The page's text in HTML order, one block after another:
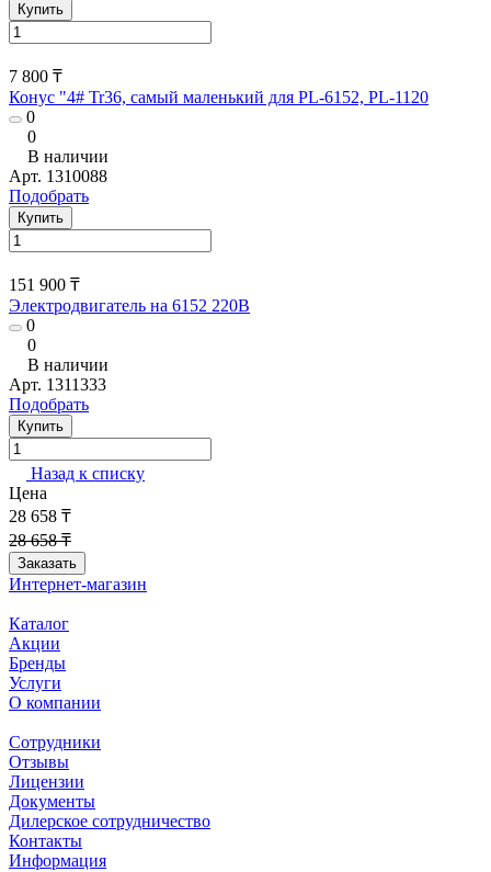
Купить
7 800 ₸
Конус "4# Tr36, самый маленький для PL-6152, PL-1120
0
0
В наличии
Арт. 1310088
Подобрать
Купить
151 900 ₸
Электродвигатель на 6152 220В
0
0
В наличии
Арт. 1311333
Подобрать
Купить
Назад к списку
Цена
28 658 ₸
28 658 ₸
Заказать
Интернет-магазин
Каталог
Акции
Бренды
Услуги
О компании
Сотрудники
Отзывы
Лицензии
Документы
Дилерское сотрудничество
Контакты
Информация